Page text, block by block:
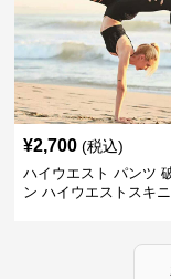
¥2,700 (税込)
ハイウエスト パンツ
ン ハイウエストスキ